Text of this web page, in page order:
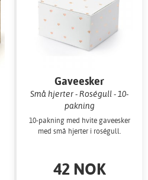
Gaveesker
Små hjerter - Roségull - 10-
pakning
10-pakning med hvite gaveesker
med små hjerter i roségull.
42 NOK